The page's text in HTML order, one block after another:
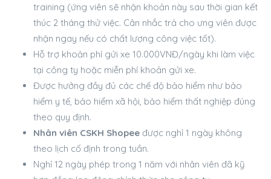
training (ứng viên sẽ nhận khoản này sau thời gian kết
thúc 2 tháng thử việc. Cân nhắc trả cho ưng viên được
nhận ngay nếu có chất lượng công việc tốt).
Hỗ trợ khoản phí gửi xe 10.000VNĐ/ngày khi làm việc
tại công ty hoặc miễn phí khoản gửi xe.
Được hưởng đầy đủ các chế độ bảo hiểm như bảo
hiểm y tế, bảo hiểm xã hội, bảo hiểm thất nghiệp đúng
theo quy định.
Nhân viên CSKH Shopee được nghỉ 1 ngày không
theo lịch cố định trong tuần.
Nghỉ 12 ngày phép trong 1 năm với nhân viên đã kỹ